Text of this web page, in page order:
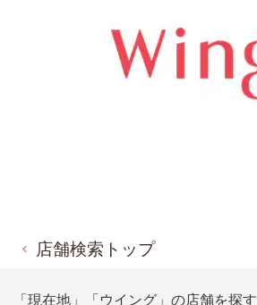
店舗検索トップ
「現在地」「ウイング」の店舗を探す